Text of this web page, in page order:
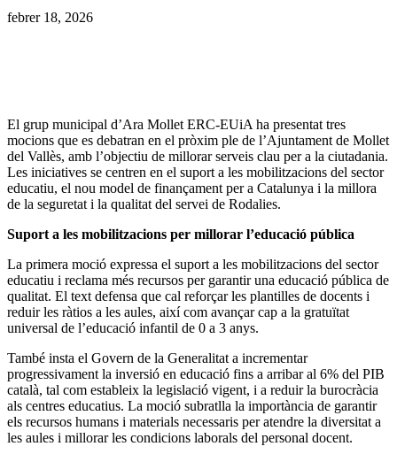
febrer 18, 2026
El grup municipal d’Ara Mollet ERC-EUiA ha presentat tres
mocions que es debatran en el pròxim ple de l’Ajuntament de Mollet
del Vallès, amb l’objectiu de millorar serveis clau per a la ciutadania.
Les iniciatives se centren en el suport a les mobilitzacions del sector
educatiu, el nou model de finançament per a Catalunya i la millora
de la seguretat i la qualitat del servei de Rodalies.
Suport a les mobilitzacions per millorar l’educació pública
La primera moció expressa el suport a les mobilitzacions del sector
educatiu i reclama més recursos per garantir una educació pública de
qualitat. El text defensa que cal reforçar les plantilles de docents i
reduir les ràtios a les aules, així com avançar cap a la gratuïtat
universal de l’educació infantil de 0 a 3 anys.
També insta el Govern de la Generalitat a incrementar
progressivament la inversió en educació fins a arribar al 6% del PIB
català, tal com estableix la legislació vigent, i a reduir la burocràcia
als centres educatius. La moció subratlla la importància de garantir
els recursos humans i materials necessaris per atendre la diversitat a
les aules i millorar les condicions laborals del personal docent.